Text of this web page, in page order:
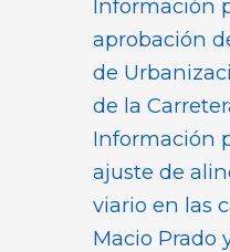
Información
aprobación
de
de la
Información
ajuste de
viario en las
Macio Prado